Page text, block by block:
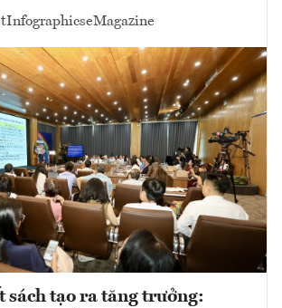
InfographicseMagazine
sách tạo ra tăng trưởng: